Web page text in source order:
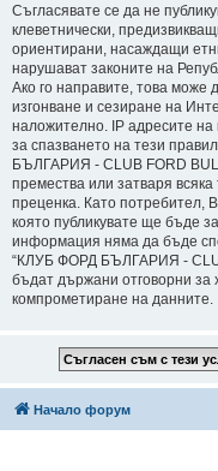
Съгласявате се да не
клеветнически,
ориентирани, насаждащи
нарушават законите на
Ако го направите, това може
изгонване и сезиране на
наложително. IP адресите на
за спазването на тези
БЪЛГАРИЯ - CLUB FORD
премества или затваря
преценка. Като потребител,
която публикувате ще бъде
информация няма да бъде
“КЛУБ ФОРД БЪЛГАРИЯ -
бъдат държани отговорни за
компрометиране на данните.
Начало форум